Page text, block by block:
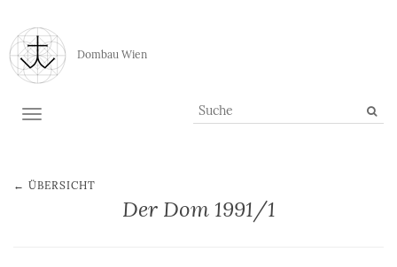
Dombau Wien
TOGGLE NAVIGATION
← ÜBERSICHT
Der Dom 1991/1